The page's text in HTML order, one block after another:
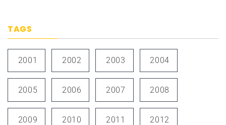
TAGS
2001 2002 2003 2004
2005 2006 2007 2008
2009 2010 2011 2012